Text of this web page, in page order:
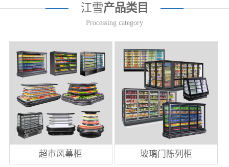
江雪产品类目
Processing category
超市风幕柜 玻璃门陈列柜